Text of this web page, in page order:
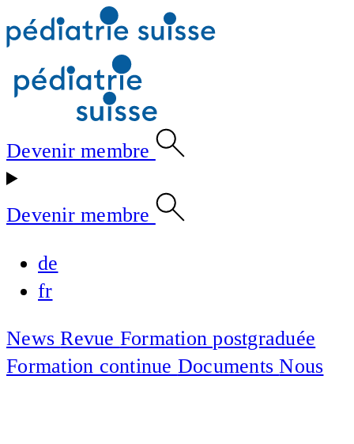
Devenir membre
Devenir membre
de
fr
NewsRevue Formation postgraduée
Formation continue DocumentsNous